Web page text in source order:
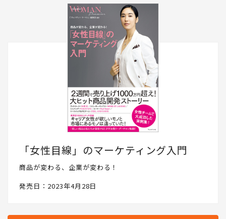
「女性目線」のマーケティング入門
商品が変わる、企業が変わる！
発売日：2023年4月28日